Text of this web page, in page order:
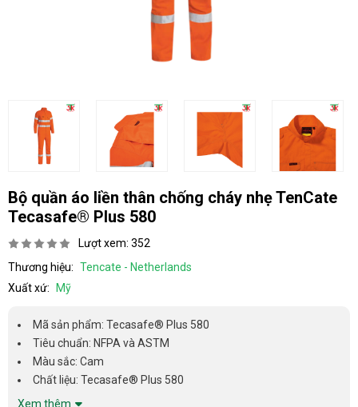
Bộ quần áo liền thân chống cháy nhẹ TenCate
Tecasafe® Plus 580
Lượt xem: 352
Thương hiệu: Tencate - Netherlands
Xuất xứ:
Mỹ
Mã sản phẩm: Tecasafe® Plus 580
Tiêu chuẩn: NFPA và ASTM
Màu sắc: Cam
Chất liệu: Tecasafe® Plus 580
Xem thêm